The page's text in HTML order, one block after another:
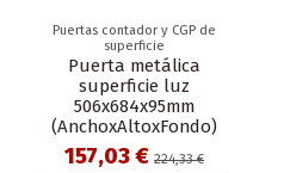
Puertas contador y CGP de
superficie
Puerta metálica
superficie luz
506x684x95mm
(AnchoxAltoxFondo)
157,03 € 224,33 €